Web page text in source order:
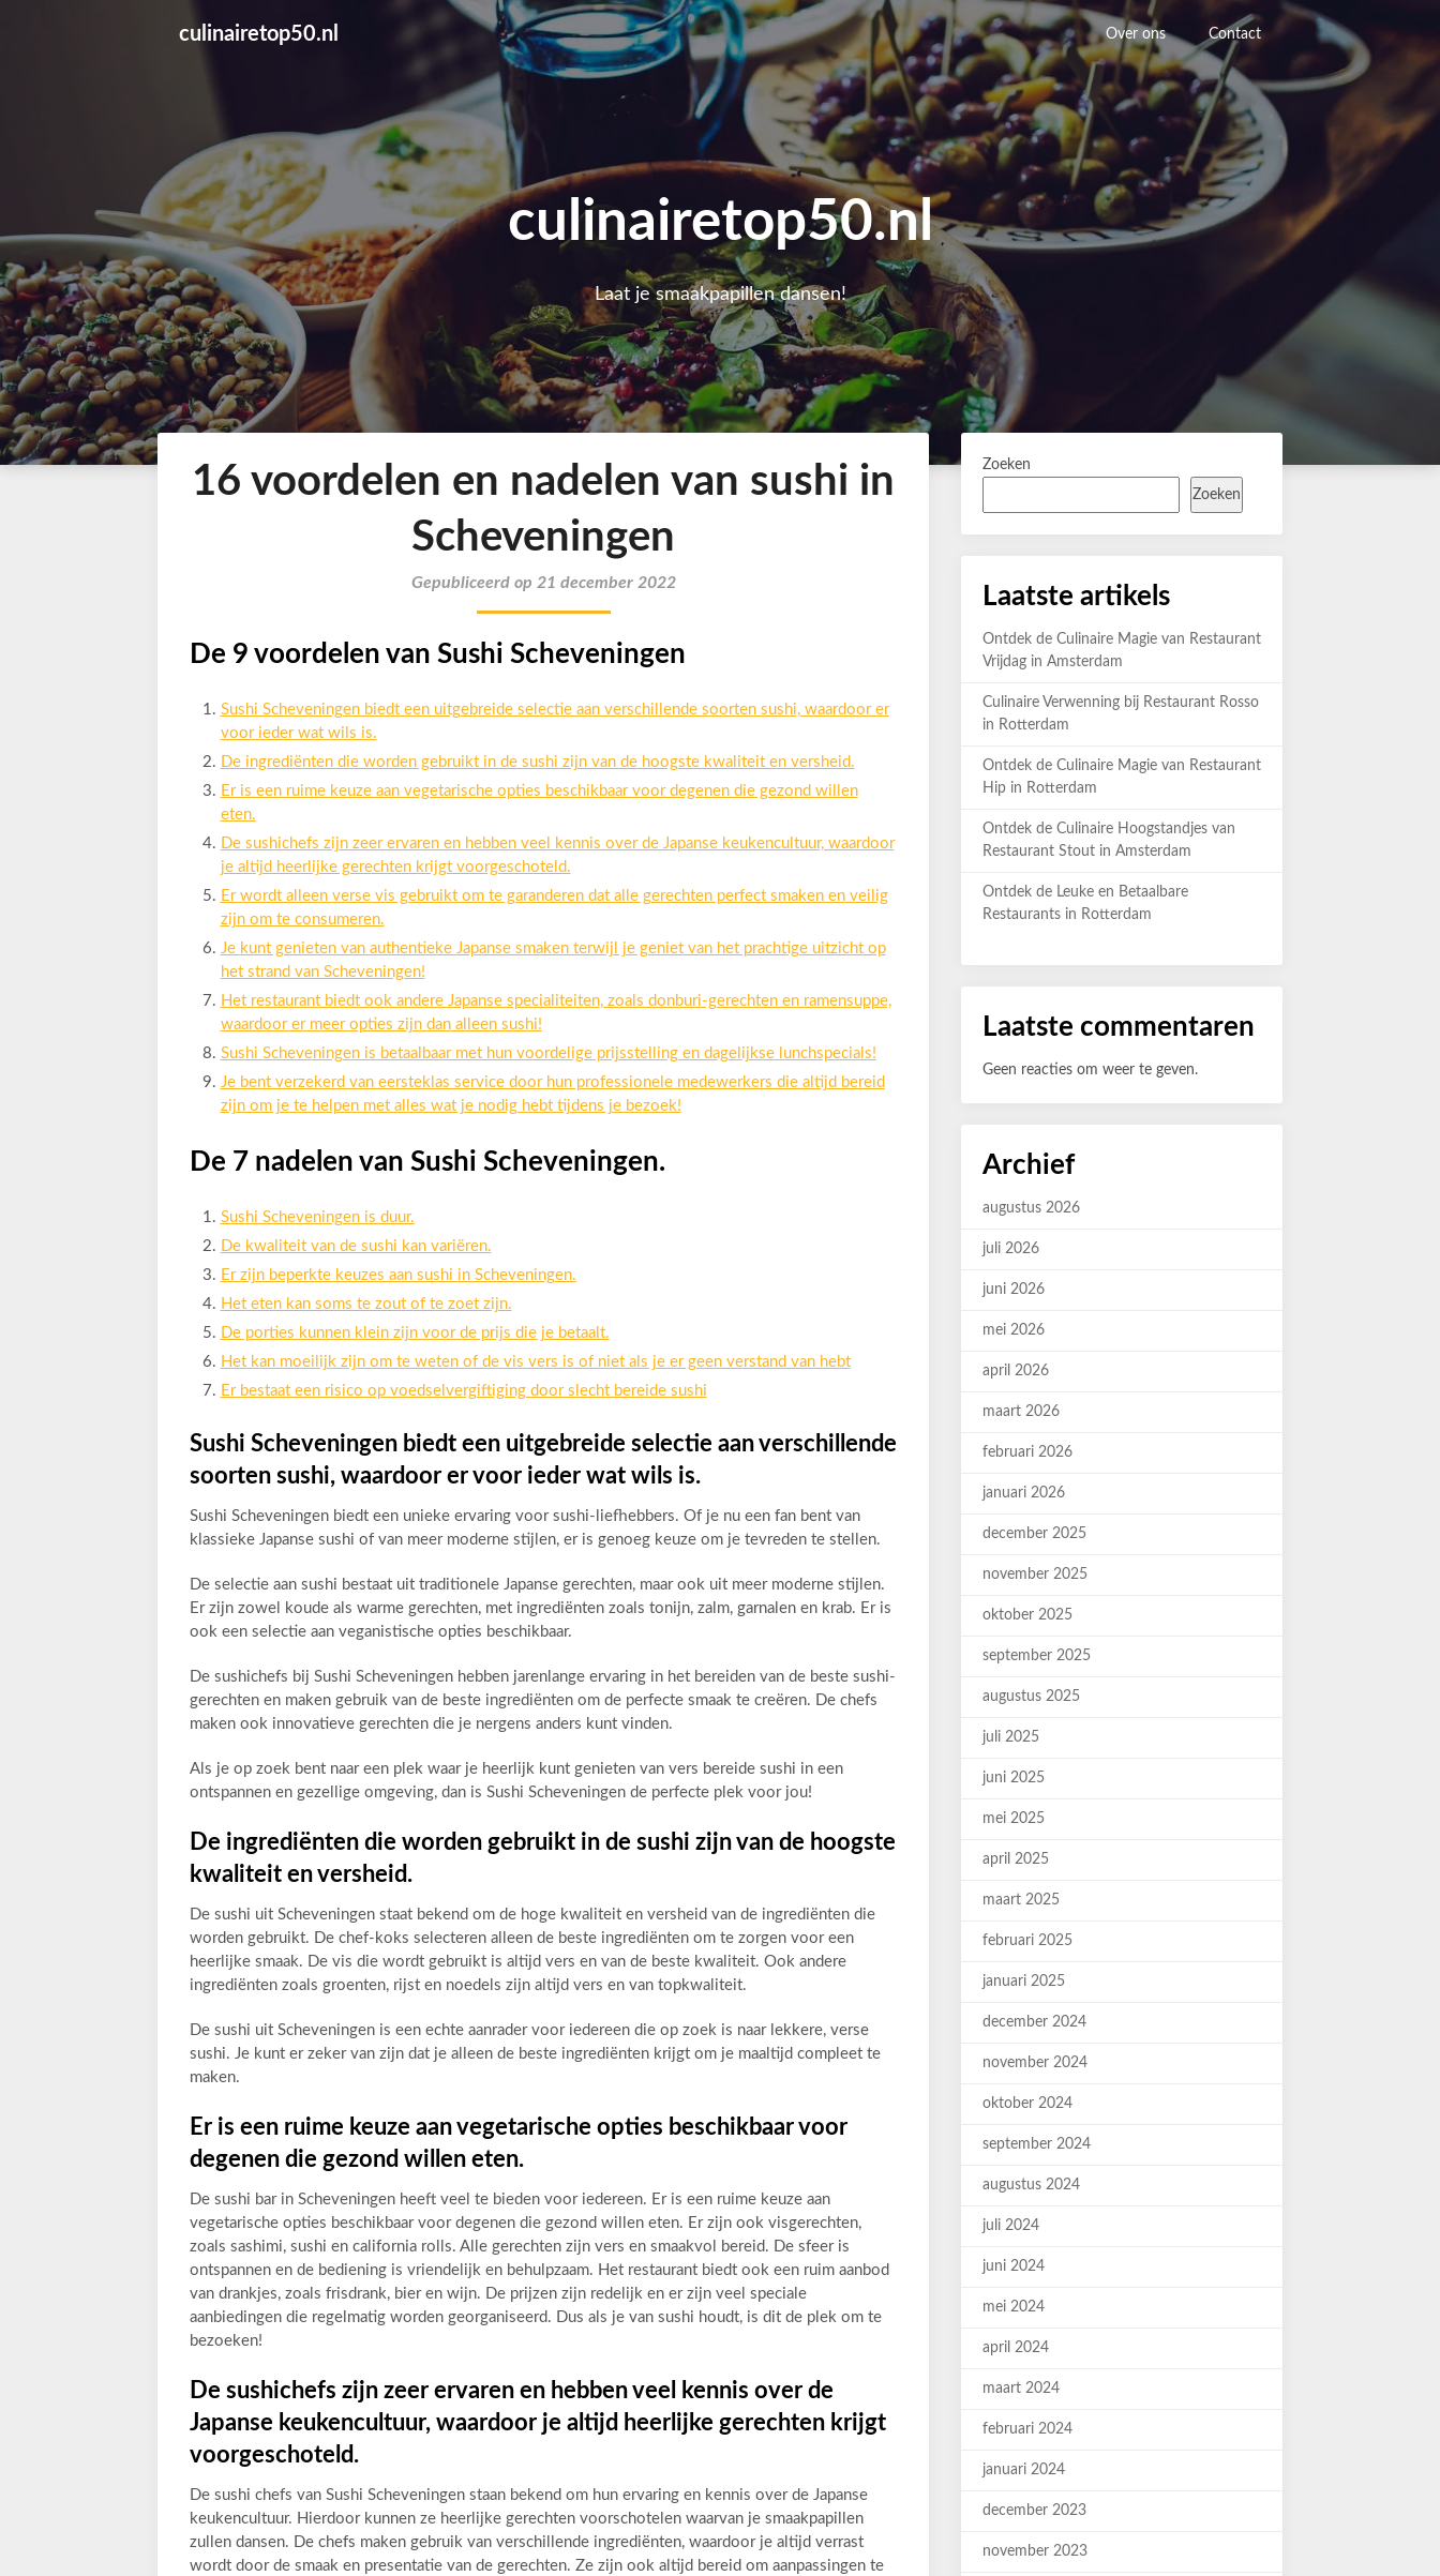
culinairetop50.nl Over ons Contact
culinairetop50.nl
Laat je smaakpapillen dansen!
16 voordelen en nadelen van sushi in
Scheveningen
Gepubliceerd op 21 december 2022
De 9 voordelen van Sushi Scheveningen
Sushi Scheveningen biedt een uitgebreide selectie aan verschillende soorten sushi, waardoor er
voor ieder wat wils is.
De ingrediënten die worden gebruikt in de sushi zijn van de hoogste kwaliteit en versheid.
Er is een ruime keuze aan vegetarische opties beschikbaar voor degenen die gezond willen
eten.
De sushichefs zijn zeer ervaren en hebben veel kennis over de Japanse keukencultuur, waardoor
je altijd heerlijke gerechten krijgt voorgeschoteld.
Er wordt alleen verse vis gebruikt om te garanderen dat alle gerechten perfect smaken en veilig
zijn om te consumeren.
Je kunt genieten van authentieke Japanse smaken terwijl je geniet van het prachtige uitzicht op
het strand van Scheveningen!
Het restaurant biedt ook andere Japanse specialiteiten, zoals donburi-gerechten en ramensuppe,
waardoor er meer opties zijn dan alleen sushi!
Sushi Scheveningen is betaalbaar met hun voordelige prijsstelling en dagelijkse lunchspecials!
Je bent verzekerd van eersteklas service door hun professionele medewerkers die altijd bereid
zijn om je te helpen met alles wat je nodig hebt tijdens je bezoek!
De 7 nadelen van Sushi Scheveningen.
Sushi Scheveningen is duur.
De kwaliteit van de sushi kan variëren.
Er zijn beperkte keuzes aan sushi in Scheveningen.
Het eten kan soms te zout of te zoet zijn.
De porties kunnen klein zijn voor de prijs die je betaalt.
Het kan moeilijk zijn om te weten of de vis vers is of niet als je er geen verstand van hebt
Er bestaat een risico op voedselvergiftiging door slecht bereide sushi
Sushi Scheveningen biedt een uitgebreide selectie aan verschillende
soorten sushi, waardoor er voor ieder wat wils is.
Sushi Scheveningen biedt een unieke ervaring voor sushi-liefhebbers. Of je nu een fan bent van
klassieke Japanse sushi of van meer moderne stijlen, er is genoeg keuze om je tevreden te stellen.
De selectie aan sushi bestaat uit traditionele Japanse gerechten, maar ook uit meer moderne stijlen.
Er zijn zowel koude als warme gerechten, met ingrediënten zoals tonijn, zalm, garnalen en krab. Er is
ook een selectie aan veganistische opties beschikbaar.
De sushichefs bij Sushi Scheveningen hebben jarenlange ervaring in het bereiden van de beste sushi-
gerechten en maken gebruik van de beste ingrediënten om de perfecte smaak te creëren. De chefs
maken ook innovatieve gerechten die je nergens anders kunt vinden.
Als je op zoek bent naar een plek waar je heerlijk kunt genieten van vers bereide sushi in een
ontspannen en gezellige omgeving, dan is Sushi Scheveningen de perfecte plek voor jou!
De ingrediënten die worden gebruikt in de sushi zijn van de hoogste
kwaliteit en versheid.
De sushi uit Scheveningen staat bekend om de hoge kwaliteit en versheid van de ingrediënten die
worden gebruikt. De chef-koks selecteren alleen de beste ingrediënten om te zorgen voor een
heerlijke smaak. De vis die wordt gebruikt is altijd vers en van de beste kwaliteit. Ook andere
ingrediënten zoals groenten, rijst en noedels zijn altijd vers en van topkwaliteit.
De sushi uit Scheveningen is een echte aanrader voor iedereen die op zoek is naar lekkere, verse
sushi. Je kunt er zeker van zijn dat je alleen de beste ingrediënten krijgt om je maaltijd compleet te
maken.
Er is een ruime keuze aan vegetarische opties beschikbaar voor
degenen die gezond willen eten.
De sushi bar in Scheveningen heeft veel te bieden voor iedereen. Er is een ruime keuze aan
vegetarische opties beschikbaar voor degenen die gezond willen eten. Er zijn ook visgerechten,
zoals sashimi, sushi en california rolls. Alle gerechten zijn vers en smaakvol bereid. De sfeer is
ontspannen en de bediening is vriendelijk en behulpzaam. Het restaurant biedt ook een ruim aanbod
van drankjes, zoals frisdrank, bier en wijn. De prijzen zijn redelijk en er zijn veel speciale
aanbiedingen die regelmatig worden georganiseerd. Dus als je van sushi houdt, is dit de plek om te
bezoeken!
De sushichefs zijn zeer ervaren en hebben veel kennis over de
Japanse keukencultuur, waardoor je altijd heerlijke gerechten krijgt
voorgeschoteld.
De sushi chefs van Sushi Scheveningen staan bekend om hun ervaring en kennis over de Japanse
keukencultuur. Hierdoor kunnen ze heerlijke gerechten voorschotelen waarvan je smaakpapillen
zullen dansen. De chefs maken gebruik van verschillende ingrediënten, waardoor je altijd verrast
wordt door de smaak en presentatie van de gerechten. Ze zijn ook altijd bereid om aanpassingen te
Zoeken
Zoeken
Laatste artikels
Ontdek de Culinaire Magie van Restaurant
Vrijdag in Amsterdam
Culinaire Verwenning bij Restaurant Rosso
in Rotterdam
Ontdek de Culinaire Magie van Restaurant
Hip in Rotterdam
Ontdek de Culinaire Hoogstandjes van
Restaurant Stout in Amsterdam
Ontdek de Leuke en Betaalbare
Restaurants in Rotterdam
Laatste commentaren
Geen reacties om weer te geven.
Archief
augustus 2026
juli 2026
juni 2026
mei 2026
april 2026
maart 2026
februari 2026
januari 2026
december 2025
november 2025
oktober 2025
september 2025
augustus 2025
juli 2025
juni 2025
mei 2025
april 2025
maart 2025
februari 2025
januari 2025
december 2024
november 2024
oktober 2024
september 2024
augustus 2024
juli 2024
juni 2024
mei 2024
april 2024
maart 2024
februari 2024
januari 2024
december 2023
november 2023